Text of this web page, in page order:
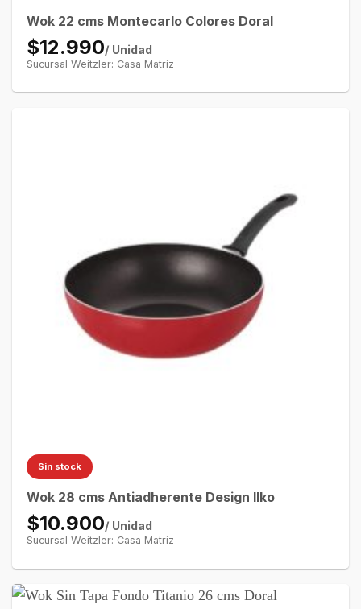
Wok 22 cms Montecarlo Colores Doral
$12.990/ Unidad
Sucursal Weitzler: Casa Matriz
Sin stock
Wok 28 cms Antiadherente Design Ilko
$10.900/ Unidad
Sucursal Weitzler: Casa Matriz